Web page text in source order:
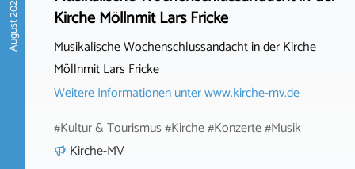
August 2026
Kirche Möllnmit Lars Fricke
Musikalische Wochenschlussandacht in der Kirche
Möllnmit Lars Fricke
Weitere Informationen unterwww.kirche-mv.de
#Kultur & Tourismus #Kirche #Konzerte #Musik
Kirche-MV